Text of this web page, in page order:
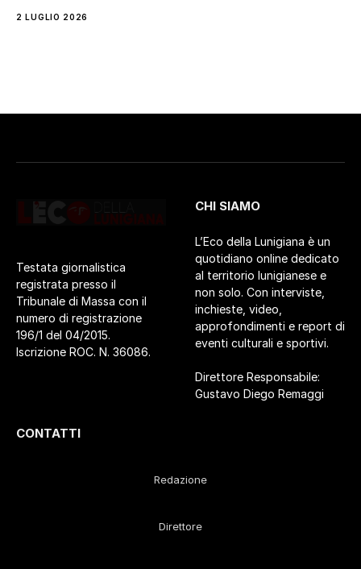
2 LUGLIO 2026
Testata giornalistica
registrata presso il
Tribunale di Massa con il
numero di registrazione
196/1 del 04/2015.
Iscrizione ROC. N. 36086.
CHI SIAMO
L’Eco della Lunigiana è un
quotidiano online dedicato
al territorio lunigianese e
non solo. Con interviste,
inchieste, video,
approfondimenti e report di
eventi culturali e sportivi.
Direttore Responsabile:
Gustavo Diego Remaggi
CONTATTI
Redazione
Direttore